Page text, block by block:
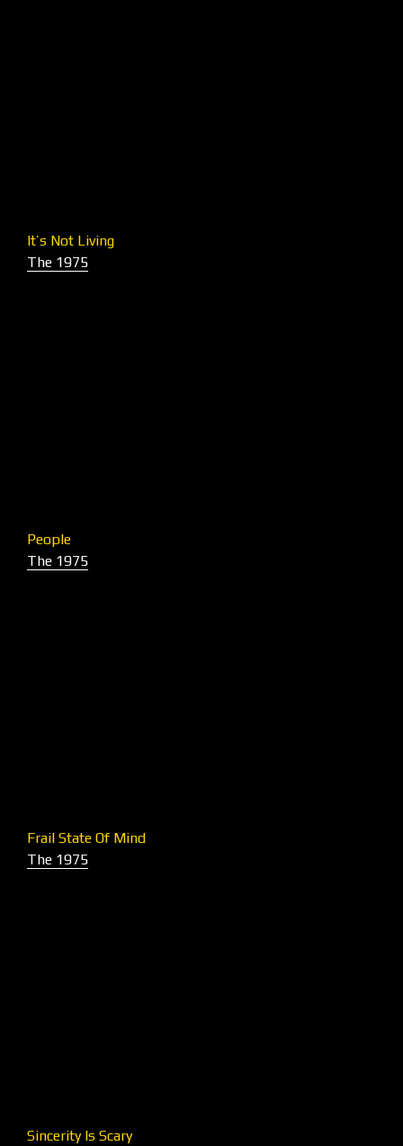
It’s Not Living
The 1975
People
The 1975
Frail State Of Mind
The 1975
Sincerity Is Scary